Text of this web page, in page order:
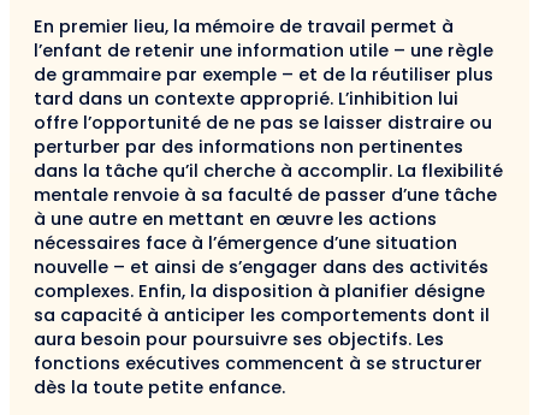
En premier lieu, la mémoire de travail permet à
l’enfant de retenir une information utile – une règle
de grammaire par exemple – et de la réutiliser plus
tard dans un contexte approprié. L’inhibition lui
offre l’opportunité de ne pas se laisser distraire ou
perturber par des informations non pertinentes
dans la tâche qu’il cherche à accomplir. La flexibilité
mentale renvoie à sa faculté de passer d’une tâche
à une autre en mettant en œuvre les actions
nécessaires face à l’émergence d’une situation
nouvelle – et ainsi de s’engager dans des activités
complexes. Enfin, la disposition à planifier désigne
sa capacité à anticiper les comportements dont il
aura besoin pour poursuivre ses objectifs. Les
fonctions exécutives commencent à se structurer
dès la toute petite enfance.